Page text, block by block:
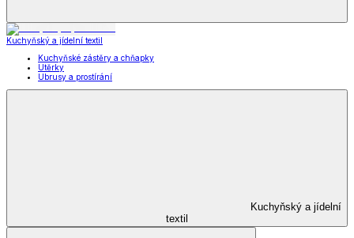
Kuchyňský a jídelní textil
Kuchyňské zástěry a chňapky
Utěrky
Ubrusy a prostírání
Kuchyňský a jídelní
textil